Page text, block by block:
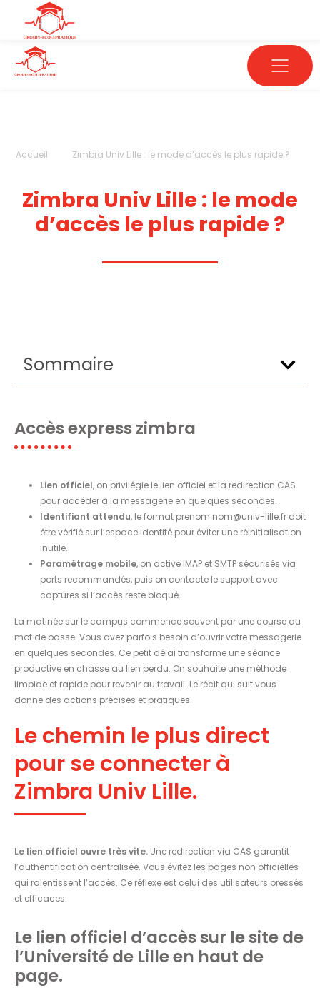
Accueil Zimbra Univ Lille : le mode d’accès le plus rapide ?
Zimbra Univ Lille : le mode
d’accès le plus rapide ?
Sommaire
Accès express zimbra
Lien officiel, on privilégie le lien officiel et la redirection CAS
pour accéder à la messagerie en quelques secondes.
Identifiant attendu, le format prenom.nom@univ-lille.fr doit
être vérifié sur l’espace identité pour éviter une réinitialisation
inutile.
Paramétrage mobile, on active IMAP et SMTP sécurisés via
ports recommandés, puis on contacte le support avec
captures si l’accès reste bloqué.
La matinée sur le campus commence souvent par une course au
mot de passe. Vous avez parfois besoin d’ouvrir votre messagerie
en quelques secondes. Ce petit délai transforme une séance
productive en chasse au lien perdu. On souhaite une méthode
limpide et rapide pour revenir au travail. Le récit qui suit vous
donne des actions précises et pratiques.
Le chemin le plus direct
pour se connecter à
Zimbra Univ Lille.
Le lien officiel ouvre très vite. Une redirection via CAS garantit
l’authentification centralisée. Vous évitez les pages non officielles
qui ralentissent l’accès. Ce réflexe est celui des utilisateurs pressés
et efficaces.
Le lien officiel d’accès sur le site de
l’Université de Lille en haut de
page.